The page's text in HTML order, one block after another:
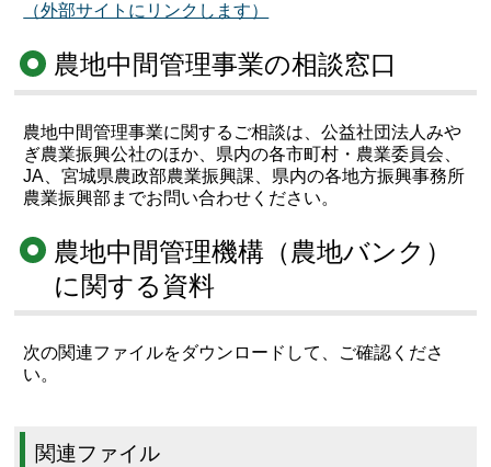
（外部サイトにリンクします）
農地中間管理事業の相談窓口
農地中間管理事業に関するご相談は、公益社団法人みや
ぎ農業振興公社のほか、県内の各市町村・農業委員会、
JA、宮城県農政部農業振興課、県内の各地方振興事務所
農業振興部までお問い合わせください。
農地中間管理機構（農地バンク）
に関する資料
次の関連ファイルをダウンロードして、ご確認くださ
い。
関連ファイル